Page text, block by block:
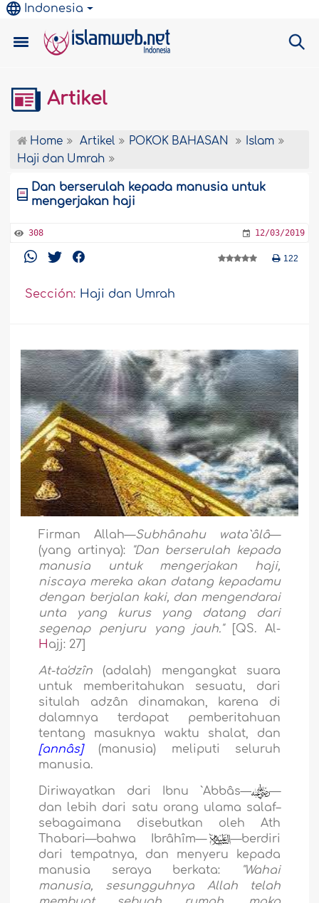
Indonesia
Artikel
Home Artikel POKOK BAHASAN
Islam
Haji dan Umrah
Dan berserulah kepada manusia untuk
mengerjakan haji
308 12/03/2019
122
Sección: Haji dan Umrah
Firman Allah—Subhânahu wata`âlâ—
(yang artinya):
"Dan berserulah kepada
manusia untuk mengerjakan haji,
niscaya mereka akan datang kepadamu
dengan berjalan kaki, dan mengendarai
unta yang kurus yang datang dari
segenap penjuru yang jauh."[QS. Al-
Hajj: 27]
At-ta'dzîn (adalah) mengangkat suara
untuk memberitahukan sesuatu, dari
situlah adzân dinamakan, karena di
dalamnya terdapat pemberitahuan
tentang masuknya waktu shalat, dan
[annâs]
(manusia)
meliputi seluruh
manusia.
Diriwayatkan dari Ibnu `Abbâs—
—
dan lebih dari satu orang ulama salaf–
sebagaimana disebutkan oleh Ath
Thabari—bahwa Ibrâhîm—`
—berdiri
dari tempatnya, dan menyeru kepada
manusia seraya berkata:
"Wahai
manusia, sesungguhnya Allah telah